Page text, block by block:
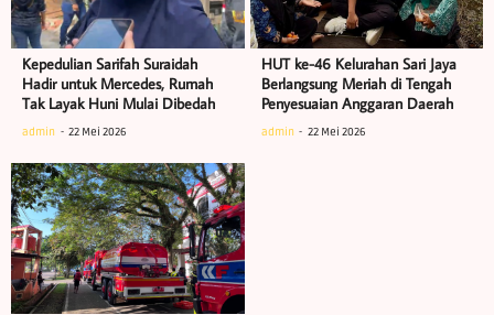
Kepedulian Sarifah Suraidah
Hadir untuk Mercedes, Rumah
Tak Layak Huni Mulai Dibedah
admin 22 Mei 2026
HUT ke-46 Kelurahan Sari Jaya
Berlangsung Meriah di Tengah
Penyesuaian Anggaran Daerah
admin 22 Mei 2026